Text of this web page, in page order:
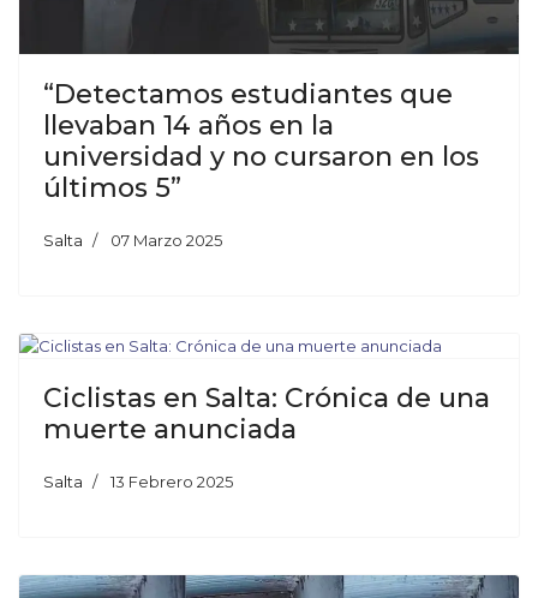
“Detectamos estudiantes que
llevaban 14 años en la
universidad y no cursaron en los
últimos 5”
Salta 07 Marzo 2025
Ciclistas en Salta: Crónica de una
muerte anunciada
Salta 13 Febrero 2025